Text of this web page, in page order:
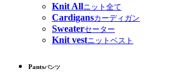
Knit Allニット全て
Cardigansカーディガン
Sweaterセーター
Knit vestニットベスト
Pantsパンツ